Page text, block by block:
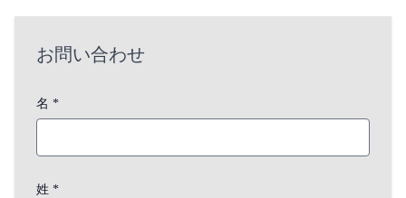
お問い合わせ
名 *
姓 *